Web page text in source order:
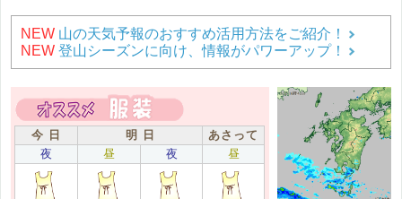
NEW 山の天気予報のおすすめ活用方法をご紹介！
NEW 登山シーズンに向け、情報がパワーアップ！
今 日 明 日
あさって
夜
昼 夜 昼